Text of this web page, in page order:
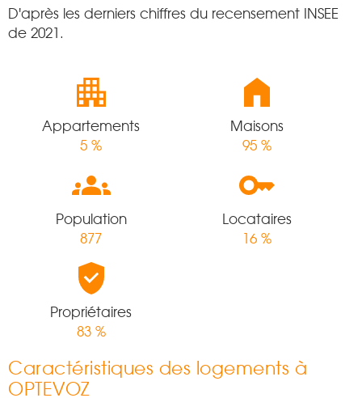
D'après les derniers chiffres du recensement INSEE
de 2021.
Appartements
5 %
Maisons
95 %
Population
877
Locataires
16 %
Propriétaires
83 %
Caractéristiques des logements à
OPTEVOZ